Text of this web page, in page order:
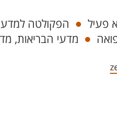
פעיל
הפקולטה
מדעי הבריאות,